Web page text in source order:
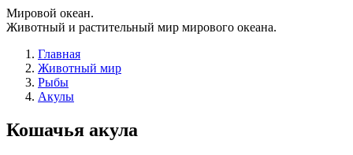
Мировой океан.
Животный и растительный мир мирового океана.
Главная
Животный мир
Рыбы
Акулы
Кошачья акула